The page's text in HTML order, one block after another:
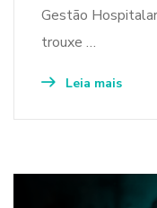
Gestão
trouxe …
Leia mais